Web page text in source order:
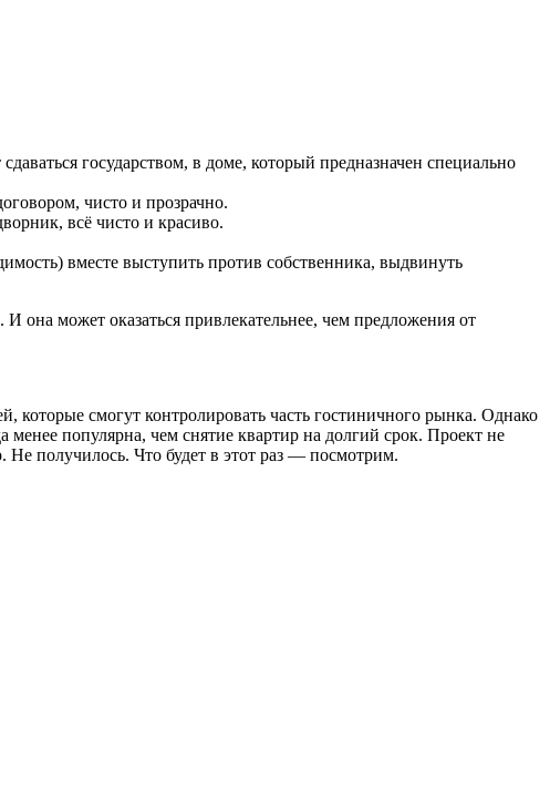
государством, в доме, который предназначен специально
чисто и прозрачно.
всё чисто и красиво.
вместе выступить против собственника, выдвинуть
она может оказаться привлекательнее, чем предложения от
которые смогут контролировать часть гостиничного рынка. Однако
менее популярна, чем снятие квартир на долгий срок. Проект не
Не получилось. Что будет в этот раз — посмотрим.